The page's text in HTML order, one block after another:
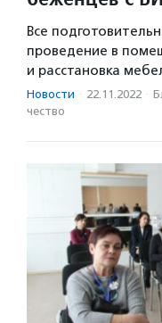
Все
проведение в
и расстановка
Новости · 22.11.2022 ·
чест­во